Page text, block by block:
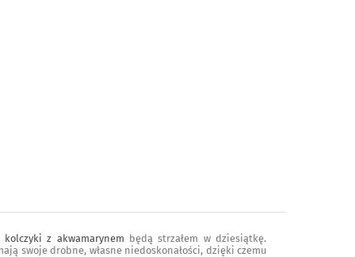
kolczyki z akwamarynem będą strzałem w dziesiątkę.
swoje drobne, własne niedoskonałości, dzięki czemu